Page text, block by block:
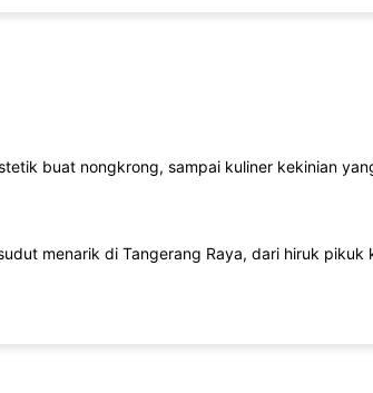
buat nongkrong, sampai kuliner kekinian
menarik di Tangerang Raya, dari hiruk pikuk